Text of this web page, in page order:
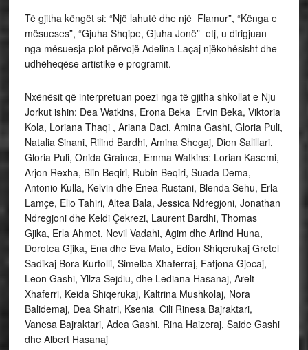
Të gjitha këngët si: “Një lahutë dhe një Flamur”, “Kënga e
mësueses”, “Gjuha Shqipe, Gjuha Jonë” etj, u dirigjuan
nga mësuesja plot përvojë Adelina Laçaj njëkohësisht dhe
udhëheqëse artistike e programit.
Nxënësit që interpretuan poezi nga të gjitha shkollat e Nju
Jorkut ishin: Dea Watkins, Erona Beka Ervin Beka, Viktoria
Kola, Loriana Thaqi , Ariana Daci, Amina Gashi, Gloria Puli,
Natalia Sinani, Rilind Bardhi, Amina Shegaj, Dion Salillari,
Gloria Puli, Onida Grainca, Emma Watkins: Lorian Kasemi,
Arjon Rexha, Blin Beqiri, Rubin Beqiri, Suada Dema,
Antonio Kulla, Kelvin dhe Enea Rustani, Blenda Sehu, Erla
Lamçe, Elio Tahiri, Altea Bala, Jessica Ndregjoni, Jonathan
Ndregjoni dhe Keldi Çekrezi, Laurent Bardhi, Thomas
Gjika, Erla Ahmet, Nevil Vadahi, Agim dhe Arlind Huna,
Dorotea Gjika, Ena dhe Eva Mato, Edion Shiqerukaj Gretel
Sadikaj Bora Kurtolli, Simelba Xhaferraj, Fatjona Gjocaj,
Leon Gashi, Yllza Sejdiu, dhe Lediana Hasanaj, Arelt
Xhaferri, Keida Shiqerukaj, Kaltrina Mushkolaj, Nora
Balidemaj, Dea Shatri, Ksenia Cili Rinesa Bajraktari,
Vanesa Bajraktari, Adea Gashi, Rina Haizeraj, Saide Gashi
dhe Albert Hasanaj